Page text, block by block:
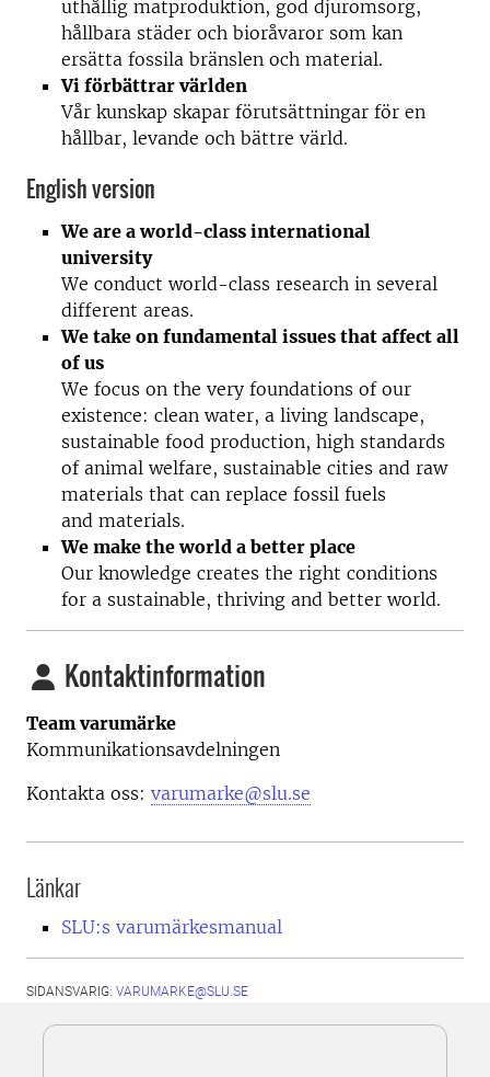
uthållig matproduktion, god djuromsorg,
hållbara städer och bioråvaror som kan
ersätta fossila bränslen och material.
Vi förbättrar världen
Vår kunskap skapar förutsättningar för en
hållbar, levande och bättre värld.
English version
We are a world-class international
university
We conduct world-class research in several
different areas.
We take on fundamental issues that affect all
of us
We focus on the very foundations of our
existence: clean water, a living landscape,
sustainable food production, high standards
of animal welfare, sustainable cities and raw
materials that can replace fossil fuels
and materials.
We make the world a better place
Our knowledge creates the right conditions
for a sustainable, thriving and better world.
Kontaktinformation
Team varumärke
Kommunikationsavdelningen
Kontakta oss: varumarke@slu.se
Länkar
SLU:s varumärkesmanual
SIDANSVARIG: VARUMARKE@SLU.SE